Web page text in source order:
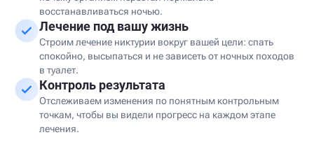
восстанавливаться ночью.
Лечение под вашу жизнь
Строим лечение никтурии вокруг вашей цели: спать
спокойно, высыпаться и не зависеть от ночных походов
в туалет.
Контроль результата
Отслеживаем изменения по понятным контрольным
точкам, чтобы вы видели прогресс на каждом этапе
лечения.